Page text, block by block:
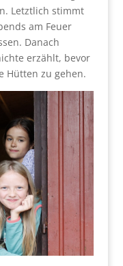
Letztlich stimmt
am Feuer
Danach
erzählt, bevor
Hütten zu gehen.